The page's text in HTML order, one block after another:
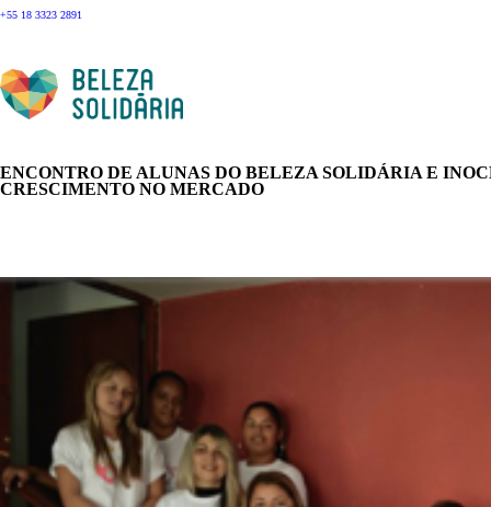
+55 18 3323 2891
ENCONTRO DE ALUNAS DO BELEZA SOLIDÁRIA E
CRESCIMENTO NO MERCADO